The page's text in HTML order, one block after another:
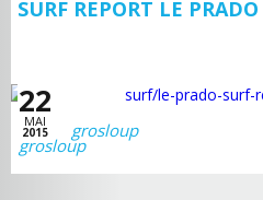
SURF REPORT LE
22
MAI
2015
grosloup